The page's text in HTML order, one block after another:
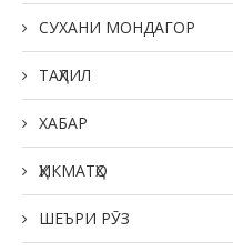
СУХАНИ МОНДАГОР
ТАҲЛИЛ
ХАБАР
ҲИКМАТҲО
ШЕЪРИ РӮЗ